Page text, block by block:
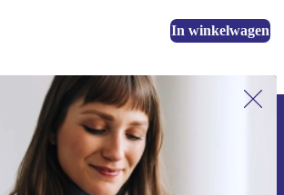
In winkelwagen
Meld je aan voor onze nieuwsbrief en
ontvang €15 korting!
Mis nooit meer een aanbieding.